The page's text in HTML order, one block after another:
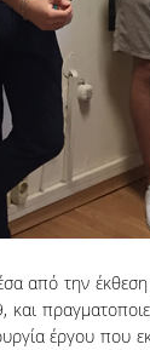
από την
έργου που